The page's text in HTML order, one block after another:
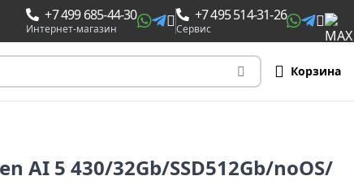
+7 499 685-44-30
Интернет-магазин
+7 495 514-31-26
Сервис
Корзина
AI 5 430/32Gb/SSD512Gb/noOS/